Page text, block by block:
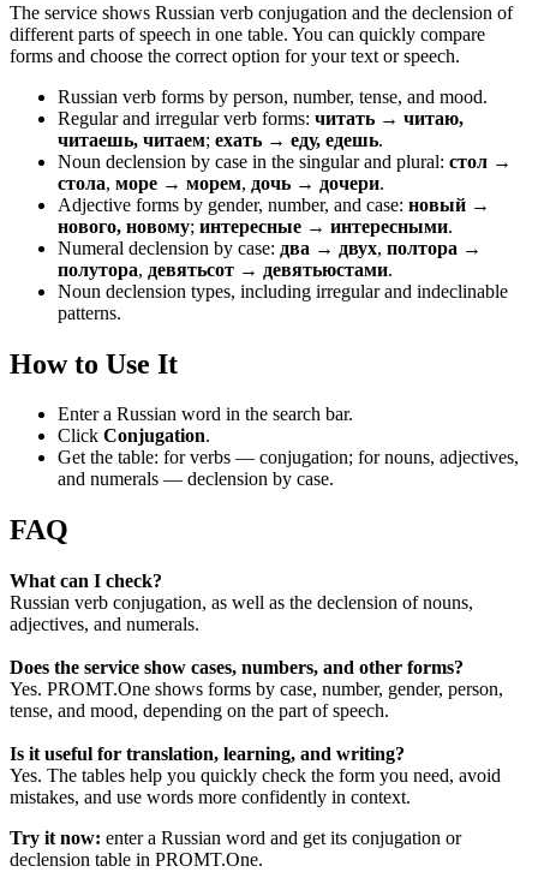
The service shows Russian verb conjugation and the declension of
different parts of speech in one table. You can quickly compare
forms and choose the correct option for your text or speech.
Russian verb forms by person, number, tense, and mood.
Regular and irregular verb forms: читать → читаю,
читаешь, читаем; ехать → еду, едешь.
Noun declension by case in the singular and plural: стол →
стола, море → морем, дочь → дочери.
Adjective forms by gender, number, and case: новый →
нового, новому; интересные → интересными.
Numeral declension by case: два → двух, полтора →
полутора, девятьсот → девятьюстами.
Noun declension types, including irregular and indeclinable
patterns.
How to Use It
Enter a Russian word in the search bar.
Click Conjugation.
Get the table: for verbs — conjugation; for nouns, adjectives,
and numerals — declension by case.
FAQ
What can I check?
Russian verb conjugation, as well as the declension of nouns,
adjectives, and numerals.
Does the service show cases, numbers, and other forms?
Yes. PROMT.One shows forms by case, number, gender, person,
tense, and mood, depending on the part of speech.
Is it useful for translation, learning, and writing?
Yes. The tables help you quickly check the form you need, avoid
mistakes, and use words more confidently in context.
Try it now: enter a Russian word and get its conjugation or
declension table in PROMT.One.